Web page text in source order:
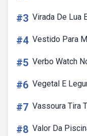
#3 Virada De Lua
#4 Vestido Para
#5 Verbo Watch
#6 Vegetal E
#7 Vassoura Tira
#8 Valor Da